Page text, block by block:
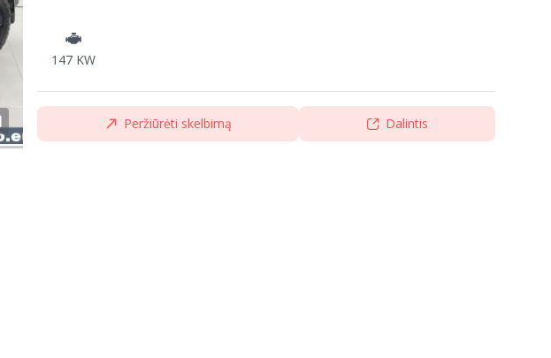
147 KW
Peržiūrėti skelbimą Dalintis